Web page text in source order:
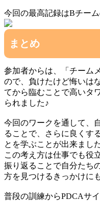
今回の最高記録はBチー
まとめ
参加者からは、「チーム
ので、負けたけど悔いは
てから臨むことで高いタ
られました♪
今回のワークを通して、
ることで、さらに良くす
とを学ぶことが出来まし
この考え方は仕事でも役
振り返ることで自分たち
方を見つけるきっかけに
普段の訓練からPDCAサ